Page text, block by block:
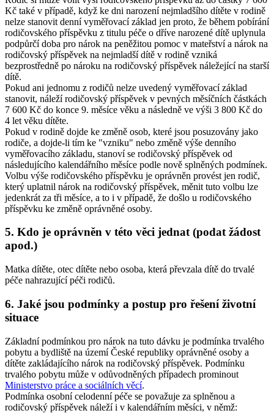
Kč také v případě, když ke dni narození nejmladšího dítěte v rodině
nelze stanovit denní vyměřovací základ jen proto, že během pobírání
rodičovského příspěvku z titulu péče o dříve narozené dítě uplynula
podpůrčí doba pro nárok na peněžitou pomoc v mateřství a nárok na
rodičovský příspěvek na nejmladší dítě v rodině vzniká
bezprostředně po nároku na rodičovský příspěvek náležející na starší
dítě.
Pokud ani jednomu z rodičů nelze uvedený vyměřovací základ
stanovit, náleží rodičovský příspěvek v pevných měsíčních částkách
7 600 Kč do konce 9. měsíce věku a následně ve výši 3 800 Kč do
4 let věku dítěte.
Pokud v rodině dojde ke změně osob, které jsou posuzovány jako
rodiče, a dojde-li tím ke "vzniku" nebo změně výše denního
vyměřovacího základu, stanoví se rodičovský příspěvek od
následujícího kalendářního měsíce podle nově splněných podmínek.
Volbu výše rodičovského příspěvku je oprávněn provést jen rodič,
který uplatnil nárok na rodičovský příspěvek, měnit tuto volbu lze
jedenkrát za tři měsíce, a to i v případě, že došlo u rodičovského
příspěvku ke změně oprávněné osoby.
5. Kdo je oprávněn v této věci jednat (podat žádost
apod.)
Matka dítěte, otec dítěte nebo osoba, která převzala dítě do trvalé
péče nahrazující péči rodičů.
6. Jaké jsou podmínky a postup pro řešení životní
situace
Základní podmínkou pro nárok na tuto dávku je podmínka trvalého
pobytu a bydliště na území České republiky oprávněné osoby a
dítěte zakládajícího nárok na rodičovský příspěvek. Podmínku
trvalého pobytu může v odůvodněných případech prominout
Ministerstvo práce a sociálních věcí.
Podmínka osobní celodenní péče se považuje za splněnou a
rodičovský příspěvek náleží i v kalendářním měsíci, v němž: